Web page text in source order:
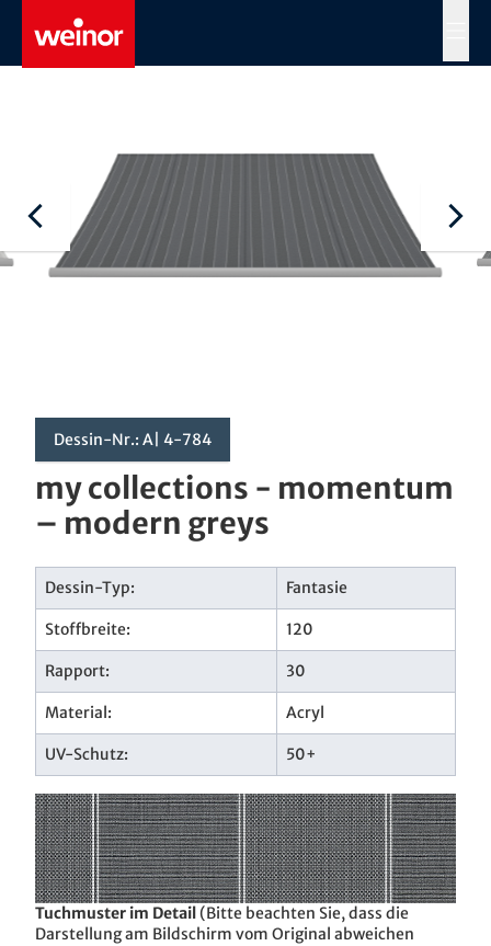
Skip to main content
Dessin-Nr.: A| 4-784
my collections - momentum
– modern greys
Dessin-Typ: Fantasie
Stoffbreite: 120
Rapport: 30
Material: Acryl
UV-Schutz: 50+
Tuchmuster im Detail(Bitte beachten Sie, dass die
Darstellung am Bildschirm vom Original abweichen